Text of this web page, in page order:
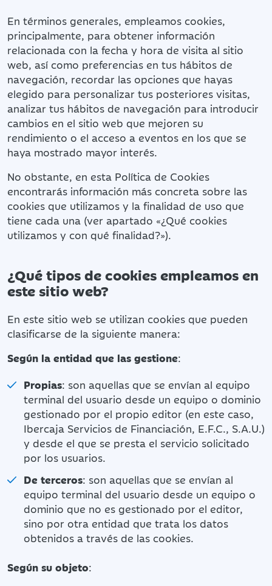
En términos generales, empleamos cookies,
principalmente, para obtener información
relacionada con la fecha y hora de visita al sitio
web, así como preferencias en tus hábitos de
navegación, recordar las opciones que hayas
elegido para personalizar tus posteriores visitas,
analizar tus hábitos de navegación para introducir
cambios en el sitio web que mejoren su
rendimiento o el acceso a eventos en los que se
haya mostrado mayor interés.
No obstante, en esta Política de Cookies
encontrarás información más concreta sobre las
cookies que utilizamos y la finalidad de uso que
tiene cada una (ver apartado «¿Qué cookies
utilizamos y con qué finalidad?»).
¿Qué tipos de cookies empleamos en
este sitio web?
En este sitio web se utilizan cookies que pueden
clasificarse de la siguiente manera:
Según la entidad que las gestione:
Propias: son aquellas que se envían al equipo
terminal del usuario desde un equipo o dominio
gestionado por el propio editor (en este caso,
Ibercaja Servicios de Financiación, E.F.C., S.A.U.)
y desde el que se presta el servicio solicitado
por los usuarios.
De terceros: son aquellas que se envían al
equipo terminal del usuario desde un equipo o
dominio que no es gestionado por el editor,
sino por otra entidad que trata los datos
obtenidos a través de las cookies.
Según su objeto: